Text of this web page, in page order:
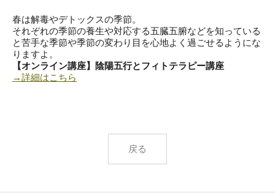
春は解毒やデトックスの季節。
それぞれの季節の養生や対応する五臓五腑などを知っている
と苦手な季節や季節の変わり目を心地よく過ごせるようにな
りますよ。
【オンライン講座】陰陽五行とフィトテラピー講座
→詳細はこちら
戻る